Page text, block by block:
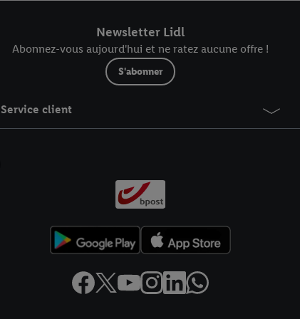
Newsletter Lidl
Abonnez-vous aujourd'hui et ne ratez aucune offre !
S'abonner
Service client